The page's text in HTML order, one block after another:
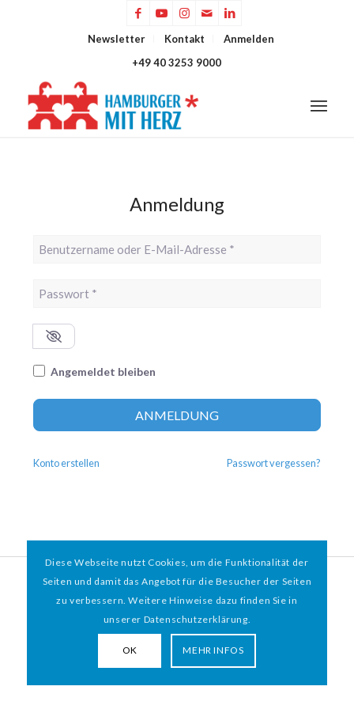
Newsletter Kontakt
Anmelden
+49 40 3253 9000
Anmeldung
Benutzername oder E-Mail-Adresse
Passwort *
Angemeldet bleiben
ANMELDUNG
Konto erstellen Passwort vergessen?
© 2026 HAMBURGER*MIT HERZ e.V. | WEBDESIGN BY WEBIGAMI
Diese Webseite nutzt Cookies, um die Funktionalität der
Seiten und damit das Angebot für die Besucher der Seiten
zu verbessern. Weitere Hinweise dazu finden Sie in
unserer Datenschutzerklärung.
OK MEHR INFOS